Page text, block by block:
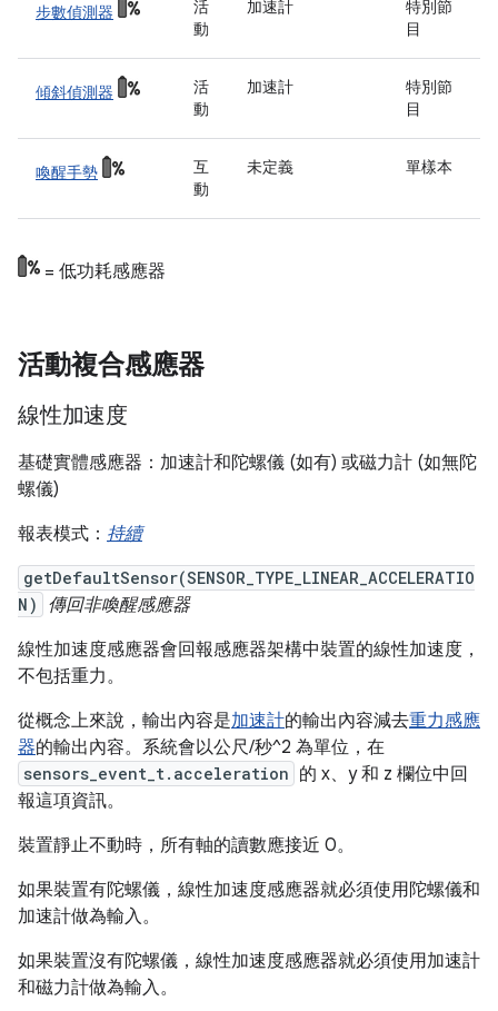
步數偵測器
活
動
加速計
特別節
目
傾斜偵測器
活
動
加速計
特別節
目
喚醒手勢
互
動
未定義 單樣本
= 低功耗感應器
活動複合感應器
線性加速度
基礎實體感應器：加速計和陀螺儀 (如有) 或磁力計 (如無陀
螺儀)
報表模式： 持續
getDefaultSensor(SENSOR_TYPE_LINEAR_ACCELERATIO
N)
傳回非喚醒感應器
線性加速度感應器會回報感應器架構中裝置的線性加速度，
不包括重力。
從概念上來說，輸出內容是加速計的輸出內容減去重力感應
器的輸出內容。系統會以公尺/秒^2 為單位，在
sensors_event_t.acceleration 的 x、y 和 z 欄位中回
報這項資訊。
裝置靜止不動時，所有軸的讀數應接近 0。
如果裝置有陀螺儀，線性加速度感應器就必須使用陀螺儀和
加速計做為輸入。
如果裝置沒有陀螺儀，線性加速度感應器就必須使用加速計
和磁力計做為輸入。